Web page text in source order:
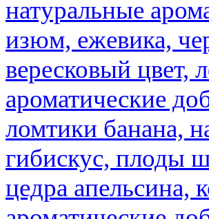
натуральные
изюм, ежевика,
вересковый цвет,
ароматические
ломтики банана,
гибискус, плоды
цедра апельсина,